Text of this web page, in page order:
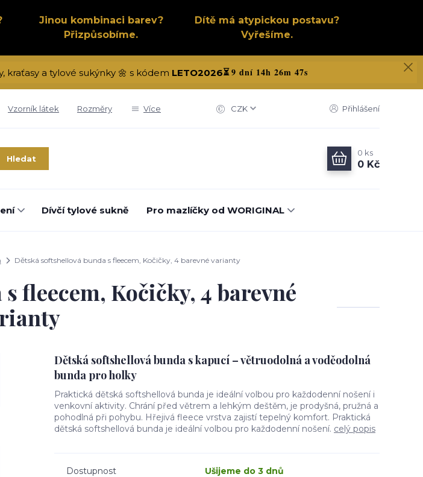
Jinou kombinaci barev?
Přizpůsobíme.
Dítě má atypickou postavu?
Vyřešíme.
a tylové sukýnky 🌼 s kódem LETO2026⏳9 dní 14h 26m 46s
Vzorník látek Rozměry Více CZK Přihlášení
Hledat
0 ks
0 Kč
Dívčí tylové sukně Pro mazlíčky od WORIGINAL
Dětská softshellová bunda s fleecem, Kočičky, 4 barevné varianty
fleecem, Kočičky, 4 barevné
Dětská softshellová bunda s kapucí – větruodolná a voděodolná
bunda pro holky
Praktická dětská softshellová bunda je ideální volbou pro každodenní nošení i
venkovní aktivity. Chrání před větrem a lehkým deštěm, je prodyšná, pružná a
pohodlná při pohybu. Hřejivá fleece vrstva zajistí tepelný komfort. Praktická
dětská softshellová bunda je ideální volbou pro každodenní nošení. celý popis
Dostupnost Ušijeme do 3 dnů